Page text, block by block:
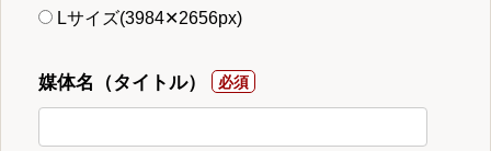
Lサイズ(3984✕2656px)
媒体名（タイトル）